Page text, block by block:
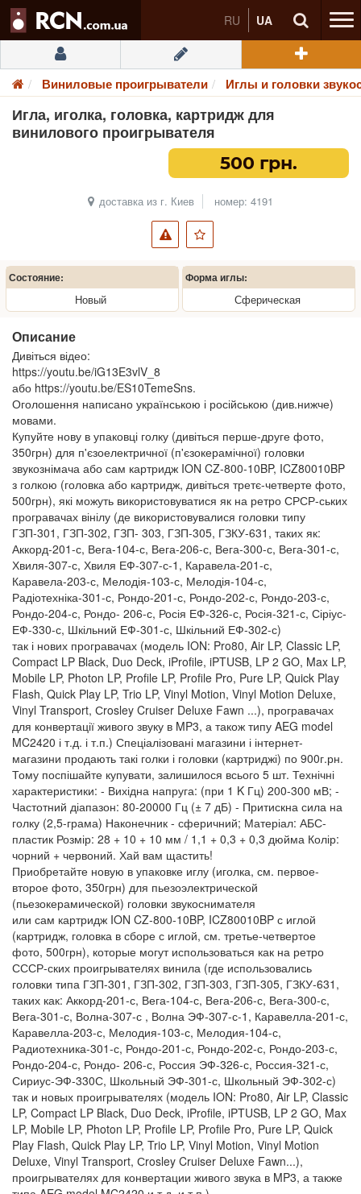
RU UA
Виниловые проигрыватели Иглы и головки
Игла, иголка, головка, картридж для
винилового проигрывателя
500 грн.
доставка из г. Киев номер: 4191
Состояние:
Новый
Форма иглы:
Сферическая
Описание
Дивіться відео:
https://youtu.be/iG13E3vlV_8
або https://youtu.be/ES10TemeSns.
Оголошення написано українською і російською (див.нижче)
мовами.
Купуйте нову в упаковці голку (дивіться перше-друге фото,
350грн) для п'єзоелектричної (п'єзокерамічної) головки
звукознімача або сам картридж ION CZ-800-10BP, ICZ80010BP
з голкою (головка або картридж, дивіться третє-четверте фото,
500грн), які можуть використовуватися як на ретро СРСР-ських
програвачах вінілу (де використовувалися головки типу
ГЗП-301, ГЗП-302, ГЗП- 303, ГЗП-305, ГЗКУ-631, таких як:
Аккорд-201-с, Вега-104-с, Вега-206-с, Вега-300-с, Вега-301-с,
Хвиля-307-с, Хвиля ЕФ-307-с-1, Каравела-201-с,
Каравела-203-с, Мелодія-103-с, Мелодія-104-с,
Радіотехніка-301-с, Рондо-201-с, Рондо-202-с, Рондо-203-с,
Рондо-204-с, Рондо- 206-с, Росія ЕФ-326-с, Росія-321-с, Сіріус-
ЕФ-330-с, Шкільний ЕФ-301-с, Шкільний ЕФ-302-с)
так і нових програвачах (модель ION: Pro80, Air LP, Classic LP,
Compact LP Black, Duo Deck, iProfile, iPTUSB, LP 2 GO, Max LP,
Mobile LP, Photon LP, Profile LP, Profile Pro, Pure LP, Quick Play
Flash, Quick Play LP, Trio LP, Vinyl Motion, Vinyl Motion Deluxe,
Vinyl Transport, Сrosley Cruiser Deluxe Fawn ...), програвачах
для конвертації живого звуку в MP3, а також типу AEG model
MC2420 і т.д. і т.п.) Спеціалізовані магазини і інтернет-
магазини продають такі голки і головки (картриджі) по 900г.рн.
Тому поспішайте купувати, залишилося всього 5 шт. Технічні
характеристики: - Вихідна напруга: (при 1 K Гц) 200-300 мВ; -
Частотний діапазон: 80-20000 Гц (± 7 дБ) - Притискна сила на
голку (2,5-грама) Наконечник - сферичний; Матеріал: АБС-
пластик Розмір: 28 + 10 + 10 мм / 1,1 + 0,3 + 0,3 дюйма Колір:
чорний + червоний. Хай вам щастить!
Приобретайте новую в упаковке иглу (иголка, см. первое-
второе фото, 350грн) для пьезоэлектрической
(пьезокерамической) головки звукоснимателя
или сам картридж ION CZ-800-10BP, ICZ80010BP с иглой
(картридж, головка в сборе с иглой, см. третье-четвертое
фото, 500грн), которые могут использоваться как на ретро
СССР-ских проигрывателях винила (где использовались
головки типа ГЗП-301, ГЗП-302, ГЗП-303, ГЗП-305, ГЗКУ-631,
таких как: Аккорд-201-с, Вега-104-с, Вега-206-с, Вега-300-с,
Вега-301-с, Волна-307-с , Волна ЭФ-307-с-1, Каравелла-201-с,
Каравелла-203-с, Мелодия-103-с, Мелодия-104-с,
Радиотехника-301-с, Рондо-201-с, Рондо-202-с, Рондо-203-с,
Рондо-204-с, Рондо- 206-с, Россия ЭФ-326-с, Россия-321-с,
Сириус-ЭФ-330С, Школьный ЭФ-301-с, Школьный ЭФ-302-с)
так и новых проигрывателях (модель ION: Pro80, Air LP, Classic
LP, Compact LP Black, Duo Deck, iProfile, iPTUSB, LP 2 GO, Max
LP, Mobile LP, Photon LP, Profile LP, Profile Pro, Pure LP, Quick
Play Flash, Quick Play LP, Trio LP, Vinyl Motion, Vinyl Motion
Deluxe, Vinyl Transport, Сrosley Cruiser Deluxe Fawn...),
проигрывателях для конвертации живого звука в MP3, а также